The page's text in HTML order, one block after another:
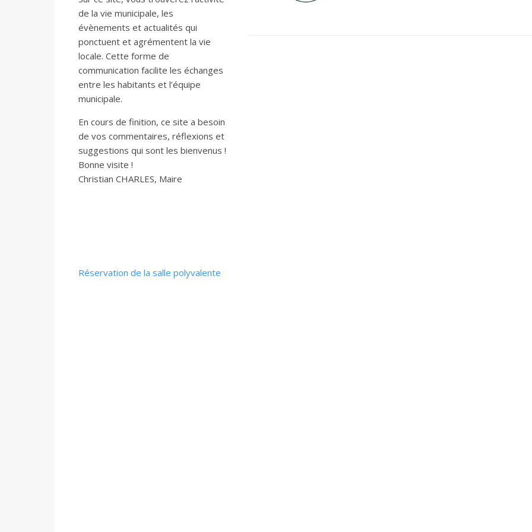
de la vie municipale, les
évènements et actualités qui
ponctuent et agrémentent la vie
locale. Cette forme de
communication facilite les échanges
entre les habitants et l’équipe
municipale.
En cours de finition, ce site a besoin
de vos commentaires, réflexions et
suggestions qui sont les bienvenus !
Bonne visite !
Christian CHARLES, Maire
Réservation de la salle polyvalente